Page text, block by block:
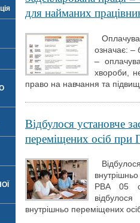
для найманих
означає: –
–
хвороби,
право на навчання та
Відбулося установче
переміщених осіб при
РВА 05
внутрішньо переміщених